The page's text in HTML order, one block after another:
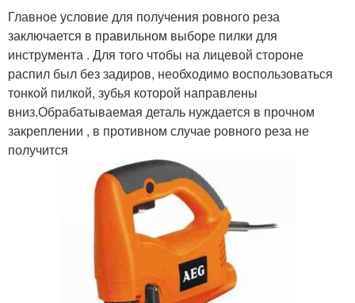
Главное условие для получения ровного реза
заключается в правильном выборе пилки для
инструмента . Для того чтобы на лицевой стороне
распил был без задиров, необходимо воспользоваться
тонкой пилкой, зубья которой направлены
вниз.Обрабатываемая деталь нуждается в прочном
закреплении , в противном случае ровного реза не
получится